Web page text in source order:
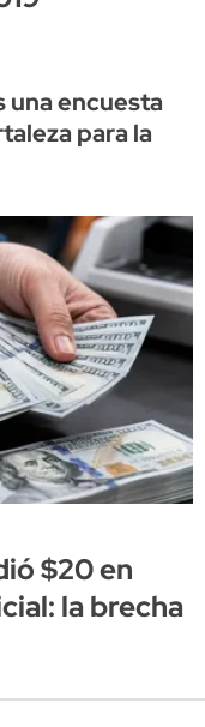
una encuesta
para la
$20 en
la brecha